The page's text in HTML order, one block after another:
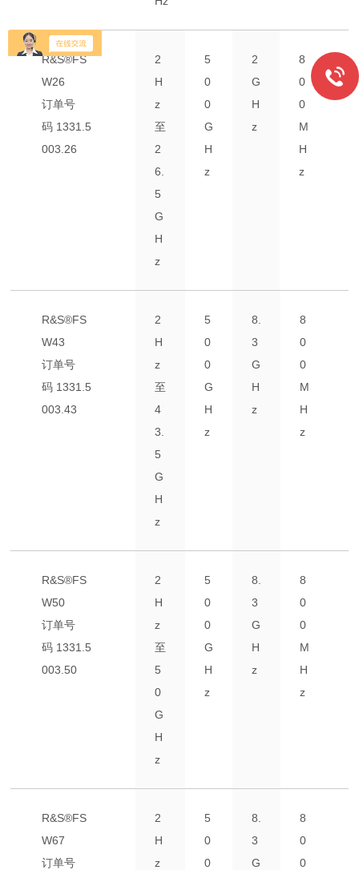
R&S®FS
W26
订单号
码 1331.5
003.26
2
H
z
至
2
6.
5
G
H
z
5
0
0
G
H
z
2
G
H
z
8
0
0
M
H
z
R&S®FS
W43
订单号
码 1331.5
003.43
2
H
z
至
4
3.
5
G
H
z
5
0
0
G
H
z
8.
3
G
H
z
8
0
0
M
H
z
R&S®FS
W50
订单号
码 1331.5
003.50
2
H
z
至
5
0
G
H
z
5
0
0
G
H
z
8.
3
G
H
z
8
0
0
M
H
z
R&S®FS
W67
订单号
2
H
z
5
0
0
8.
3
G
8
0
0